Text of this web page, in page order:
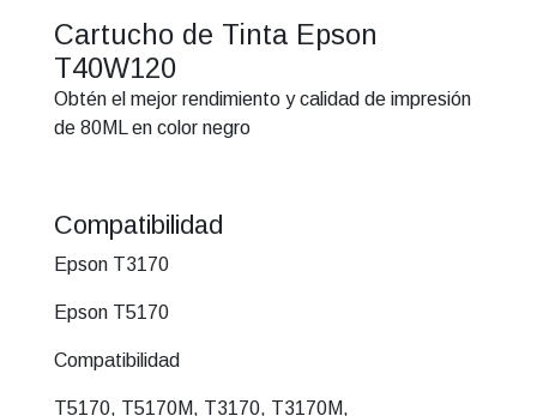
T40W120
Negro
cantidad
Cartucho de Tinta Epson
T40W120
Obtén el mejor rendimiento y calidad de impresión
de 80ML en color negro
Compatibilidad
Epson T3170
Epson T5170
Compatibilidad
T5170, T5170M, T3170, T3170M,